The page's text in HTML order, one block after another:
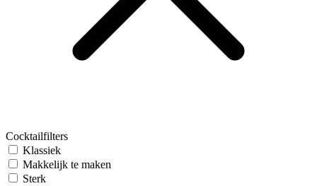
Cocktailfilters
Klassiek
Makkelijk te maken
Sterk